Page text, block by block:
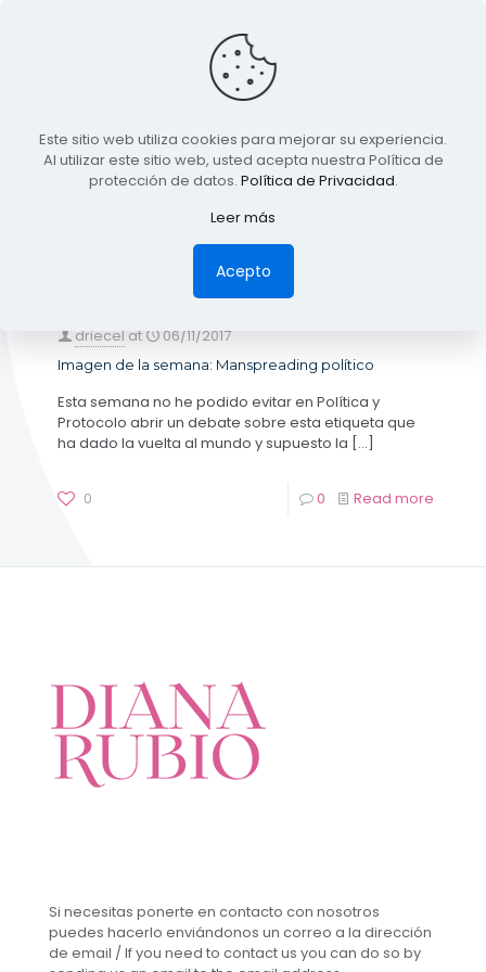
BLOG
TODA LA INFORMACIÓN
Tags Authors
driecel at 06/11/2017
Imagen de la semana: Manspreading político
Esta semana no he podido evitar en Política y
Protocolo abrir un debate sobre esta etiqueta que
ha dado la vuelta al mundo y supuesto la […]
0 0 Read more
Si necesitas ponerte en contacto con nosotros
puedes hacerlo enviándonos un correo a la dirección
de email / If you need to contact us you can do so by
Este sitio web utiliza cookies para mejorar su experiencia.
Al utilizar este sitio web, usted acepta nuestra Política de
protección de datos. Política de Privacidad.
Leer más
Acepto